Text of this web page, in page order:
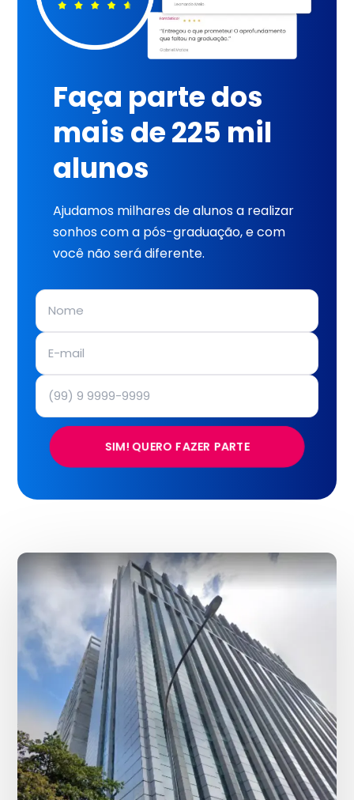
Faça parte dos
mais de 225 mil
alunos
Ajudamos milhares de alunos a realizar
sonhos com a pós-graduação, e com
você não será diferente.
SIM! QUERO FAZER PARTE